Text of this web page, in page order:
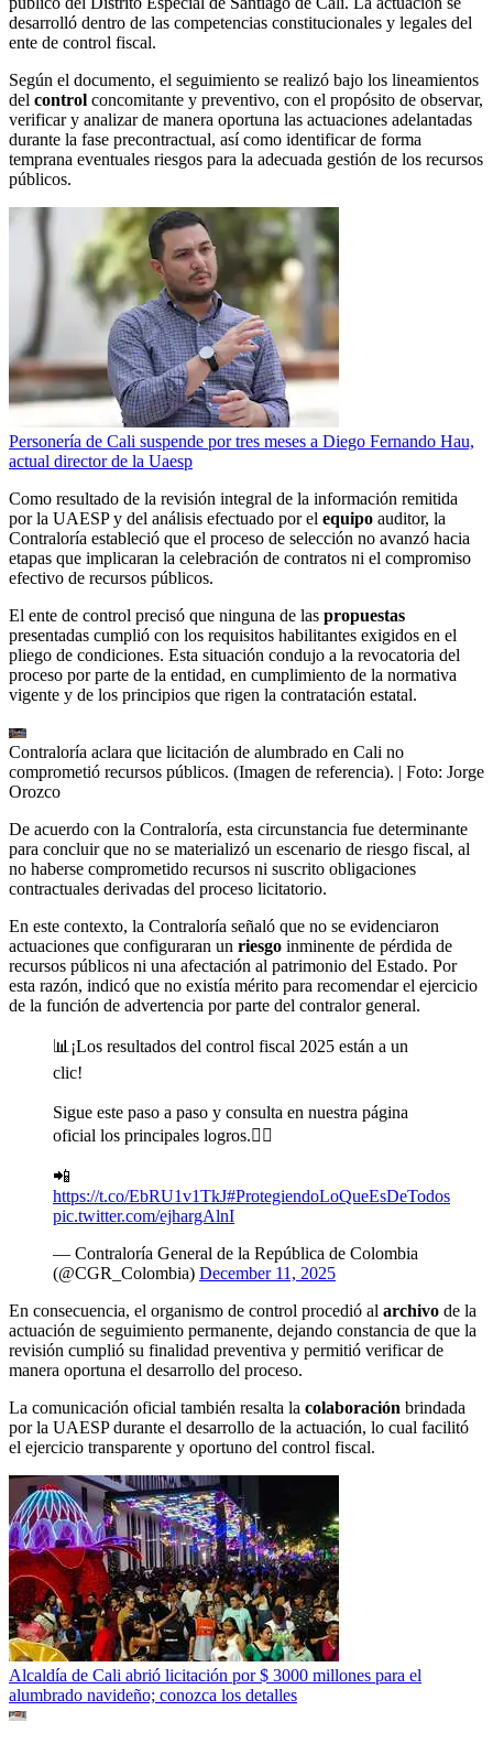
desarrolló dentro de las competencias constitucionales y legales del
ente de control fiscal.
Según el documento, el seguimiento se realizó bajo los lineamientos
del control concomitante y preventivo, con el propósito de observar,
verificar y analizar de manera oportuna las actuaciones adelantadas
durante la fase precontractual, así como identificar de forma
temprana eventuales riesgos para la adecuada gestión de los recursos
públicos.
Personería de Cali suspende por tres meses a Diego Fernando Hau,
actual director de la Uaesp
Como resultado de la revisión integral de la información remitida
por la UAESP y del análisis efectuado por el equipo auditor, la
Contraloría estableció que el proceso de selección no avanzó hacia
etapas que implicaran la celebración de contratos ni el compromiso
efectivo de recursos públicos.
El ente de control precisó que ninguna de las propuestas
presentadas cumplió con los requisitos habilitantes exigidos en el
pliego de condiciones. Esta situación condujo a la revocatoria del
proceso por parte de la entidad, en cumplimiento de la normativa
vigente y de los principios que rigen la contratación estatal.
Contraloría aclara que licitación de alumbrado en Cali no
comprometió recursos públicos. (Imagen de referencia). | Foto: Jorge
Orozco
De acuerdo con la Contraloría, esta circunstancia fue determinante
para concluir que no se materializó un escenario de riesgo fiscal, al
no haberse comprometido recursos ni suscrito obligaciones
contractuales derivadas del proceso licitatorio.
En este contexto, la Contraloría señaló que no se evidenciaron
actuaciones que configuraran un riesgo inminente de pérdida de
recursos públicos ni una afectación al patrimonio del Estado. Por
esta razón, indicó que no existía mérito para recomendar el ejercicio
de la función de advertencia por parte del contralor general.
📊¡Los resultados del control fiscal 2025 están a un
clic!
Sigue este paso a paso y consulta en nuestra página
oficial los principales logros.👉🏼
📲
https://t.co/EbRU1v1TkJ#ProtegiendoLoQueEsDeTodos
pic.twitter.com/ejhargAlnI
— Contraloría General de la República de Colombia
(@CGR_Colombia) December 11, 2025
En consecuencia, el organismo de control procedió al archivo de la
actuación de seguimiento permanente, dejando constancia de que la
revisión cumplió su finalidad preventiva y permitió verificar de
manera oportuna el desarrollo del proceso.
La comunicación oficial también resalta la colaboración brindada
por la UAESP durante el desarrollo de la actuación, lo cual facilitó
el ejercicio transparente y oportuno del control fiscal.
Alcaldía de Cali abrió licitación por $ 3000 millones para el
alumbrado navideño; conozca los detalles